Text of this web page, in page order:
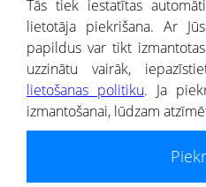
Kredītizziņa par
® CREDITREFORM Latvija
SIA
Portāla ietvaros saņemtajai
Tās tiek iestatītas
lietotāja piekrišana. Ar
papildus var tikt
uzzinātu vairāk,
lietošanas politiku. Ja
izmantošanai, lūdzam